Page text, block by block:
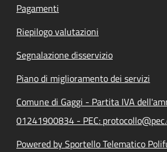
Pagamenti
Riepilogo valutazioni
Segnalazione disservizio
Piano di miglioramento dei servizi
Comune di Gaggi - Partita IVA
01241900834 - PEC:
Powered by Sportello Telematico